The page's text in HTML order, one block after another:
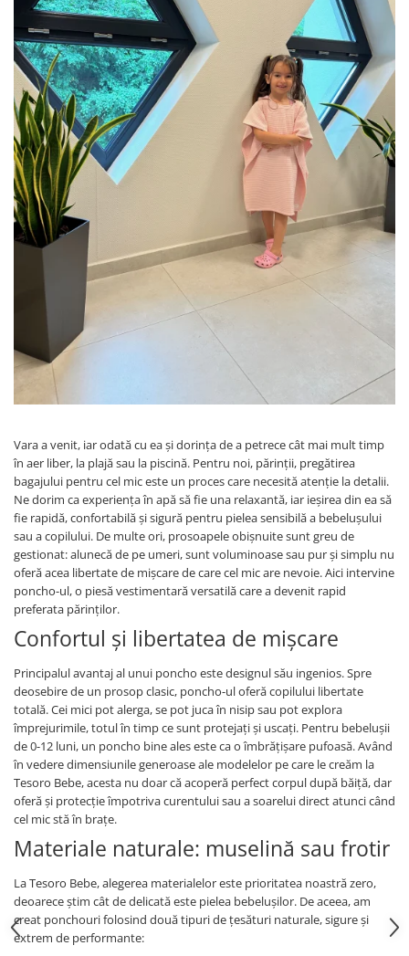
Vara a venit, iar odată cu ea și dorința de a petrece cât mai mult timp
în aer liber, la plajă sau la piscină. Pentru noi, părinții, pregătirea
bagajului pentru cel mic este un proces care necesită atenție la detalii.
Ne dorim ca experiența în apă să fie una relaxantă, iar ieșirea din ea să
fie rapidă, confortabilă și sigură pentru pielea sensibilă a bebelușului
sau a copilului. De multe ori, prosoapele obișnuite sunt greu de
gestionat: alunecă de pe umeri, sunt voluminoase sau pur și simplu nu
oferă acea libertate de mișcare de care cel mic are nevoie. Aici intervine
poncho-ul, o piesă vestimentară versatilă care a devenit rapid
preferata părinților.
Confortul și libertatea de mișcare
Principalul avantaj al unui poncho este designul său ingenios. Spre
deosebire de un prosop clasic, poncho-ul oferă copilului libertate
totală. Cei mici pot alerga, se pot juca în nisip sau pot explora
împrejurimile, totul în timp ce sunt protejați și uscați. Pentru bebelușii
de 0-12 luni, un poncho bine ales este ca o îmbrățișare pufoasă. Având
în vedere dimensiunile generoase ale modelelor pe care le creăm la
Tesoro Bebe, acesta nu doar că acoperă perfect corpul după băiță, dar
oferă și protecție împotriva curentului sau a soarelui direct atunci când
cel mic stă în brațe.
Materiale naturale: muselină sau frotir
La Tesoro Bebe, alegerea materialelor este prioritatea noastră zero,
deoarece știm cât de delicată este pielea bebelușilor. De aceea, am
creat ponchouri folosind două tipuri de țesături naturale, sigure și
extrem de performante: